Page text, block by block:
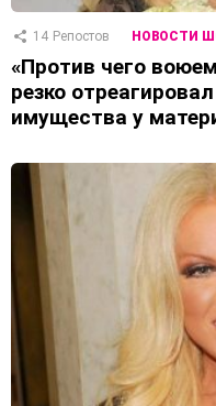
14 Репостов НОВОСТИ
«Против чего
резко
имущества у